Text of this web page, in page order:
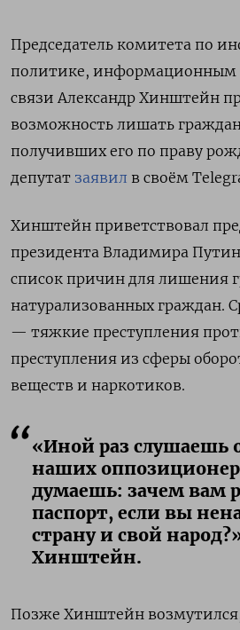
Председатель комитета по
политике, информационным
связи Александр Хинштейн
возможность лишать
получивших его по праву
депутат заявил в своём
Хинштейн приветствовал
президента Владимира
список причин для лишения
натурализованных граждан.
— тяжкие преступления
преступления из сферы
веществ и наркотиков.
«Иной раз слушаешь
наших
думаешь: зачем вам
паспорт, если вы
страну и свой
Хинштейн.
Позже Хинштейн возмутился,